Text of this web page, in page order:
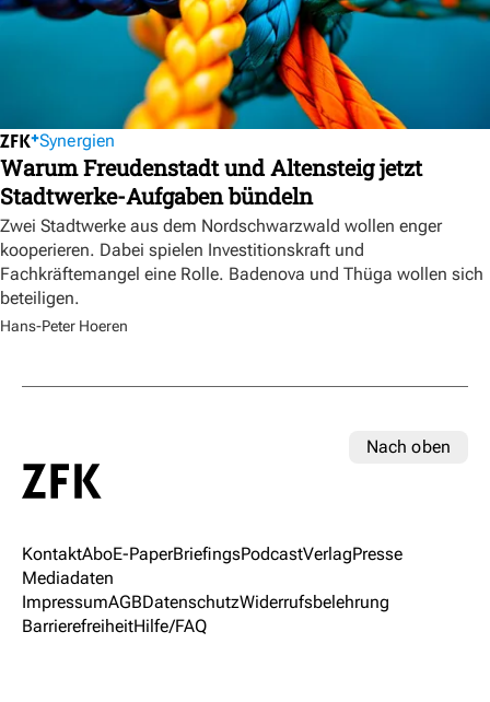
Synergien
Warum Freudenstadt und Altensteig jetzt
Stadtwerke-Aufgaben bündeln
Zwei Stadtwerke aus dem Nordschwarzwald wollen enger
kooperieren. Dabei spielen Investitionskraft und
Fachkräftemangel eine Rolle. Badenova und Thüga wollen sich
beteiligen.
Hans-Peter Hoeren
Nach oben
KontaktAboE-PaperBriefingsPodcastVerlagPresse
Mediadaten
ImpressumAGBDatenschutzWiderrufsbelehrung
BarrierefreiheitHilfe/FAQ